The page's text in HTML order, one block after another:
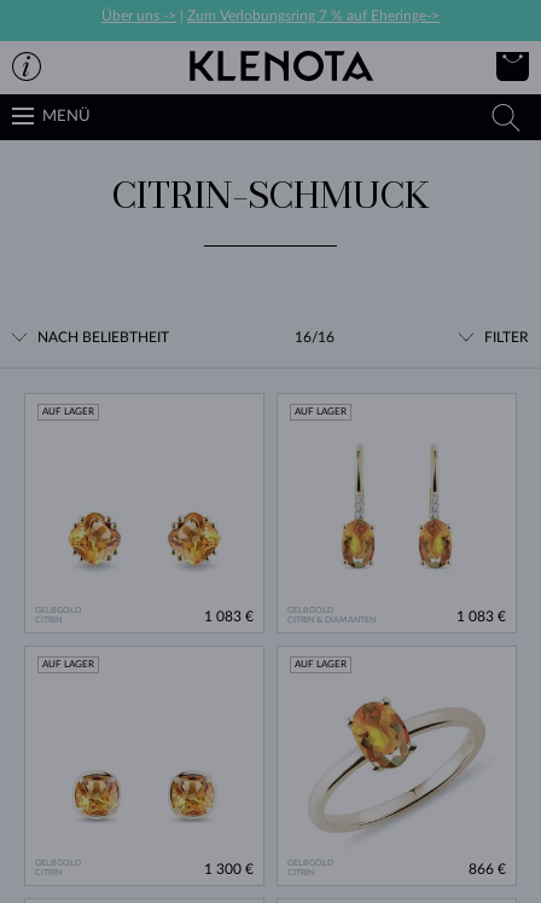
Über uns -> Zum Verlobungsring 7 % auf Eheringe->
MENÜ
CITRIN-SCHMUCK
NACH BELIEBTHEIT 16/16 FILTER
GELBGOLD
CITRIN
AUF LAGER
1 083 €
GELBGOLD
CITRIN & DIAMANTEN
AUF LAGER
1 083 €
GELBGOLD
CITRIN
AUF LAGER
1 300 €
GELBGOLD
CITRIN
AUF LAGER
866 €